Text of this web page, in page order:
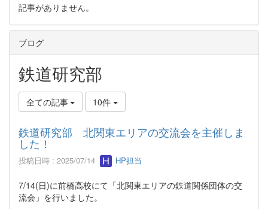
記事がありません。
ブログ
鉄道研究部
全ての記事 10件
鉄道研究部 北関東エリアの交流会を主催しま
した！
投稿日時 : 2025/07/14 HP担当
7/14(日)に前橋高校にて「北関東エリアの鉄道関係団体の交
流会」を行いました。